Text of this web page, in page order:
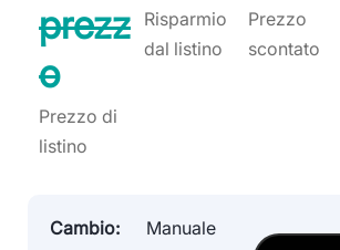
prezz
o
Prezzo di
listino
Risparmio
dal listino
Prezzo
scontato
Cambio:
Manuale